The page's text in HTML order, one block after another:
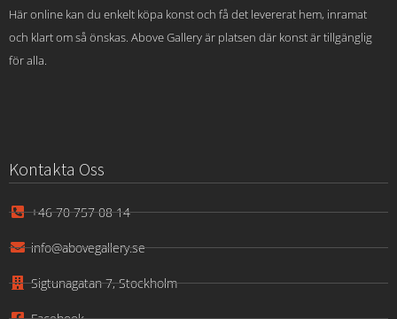
Här online kan du enkelt köpa konst och få det levererat hem, inramat
och klart om så önskas. Above Gallery är platsen där konst är tillgänglig
för alla.
Kontakta Oss
+46 70 757 08 14
info@abovegallery.se
Sigtunagatan 7, Stockholm